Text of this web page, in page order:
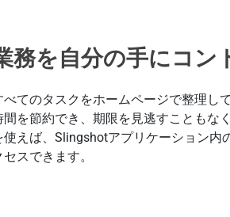
務を自分の手にコン
べてのタスクをホームページで整理し
間を節約でき、期限を見逃すこともな
使えば、Slingshotアプリケーション内
セスできます。